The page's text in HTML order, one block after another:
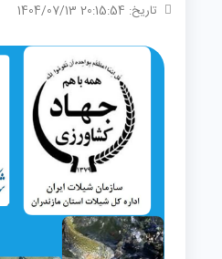
تاریخ: 20:15:54 1404/07/13